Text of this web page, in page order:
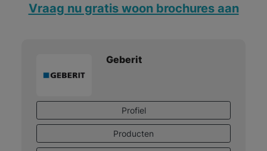
Vraag nu gratis woon brochures aan
Geberit
Profiel
Producten